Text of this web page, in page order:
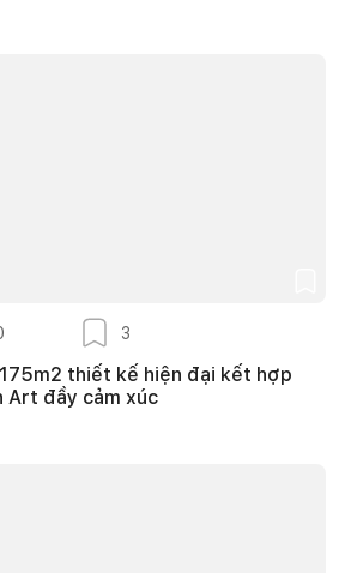
3
thiết kế hiện đại kết hợp
Art đầy cảm xúc